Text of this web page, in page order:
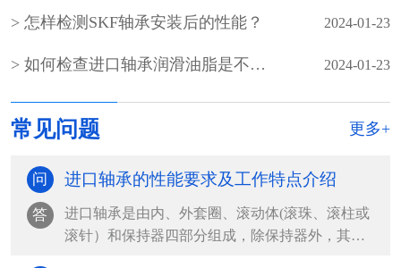
怎样检测SKF轴承安装后的性能？
2024-01-23
如何检查进口轴承润滑油脂是不是霉变 2024-01-23
常见问题 更多+
问 进口轴承的性能要求及工作特点介绍
答
进口轴承是由内、外套圈、滚动体(滚珠、滚柱或
滚针）和保持器四部分组成，除保持器外，其余